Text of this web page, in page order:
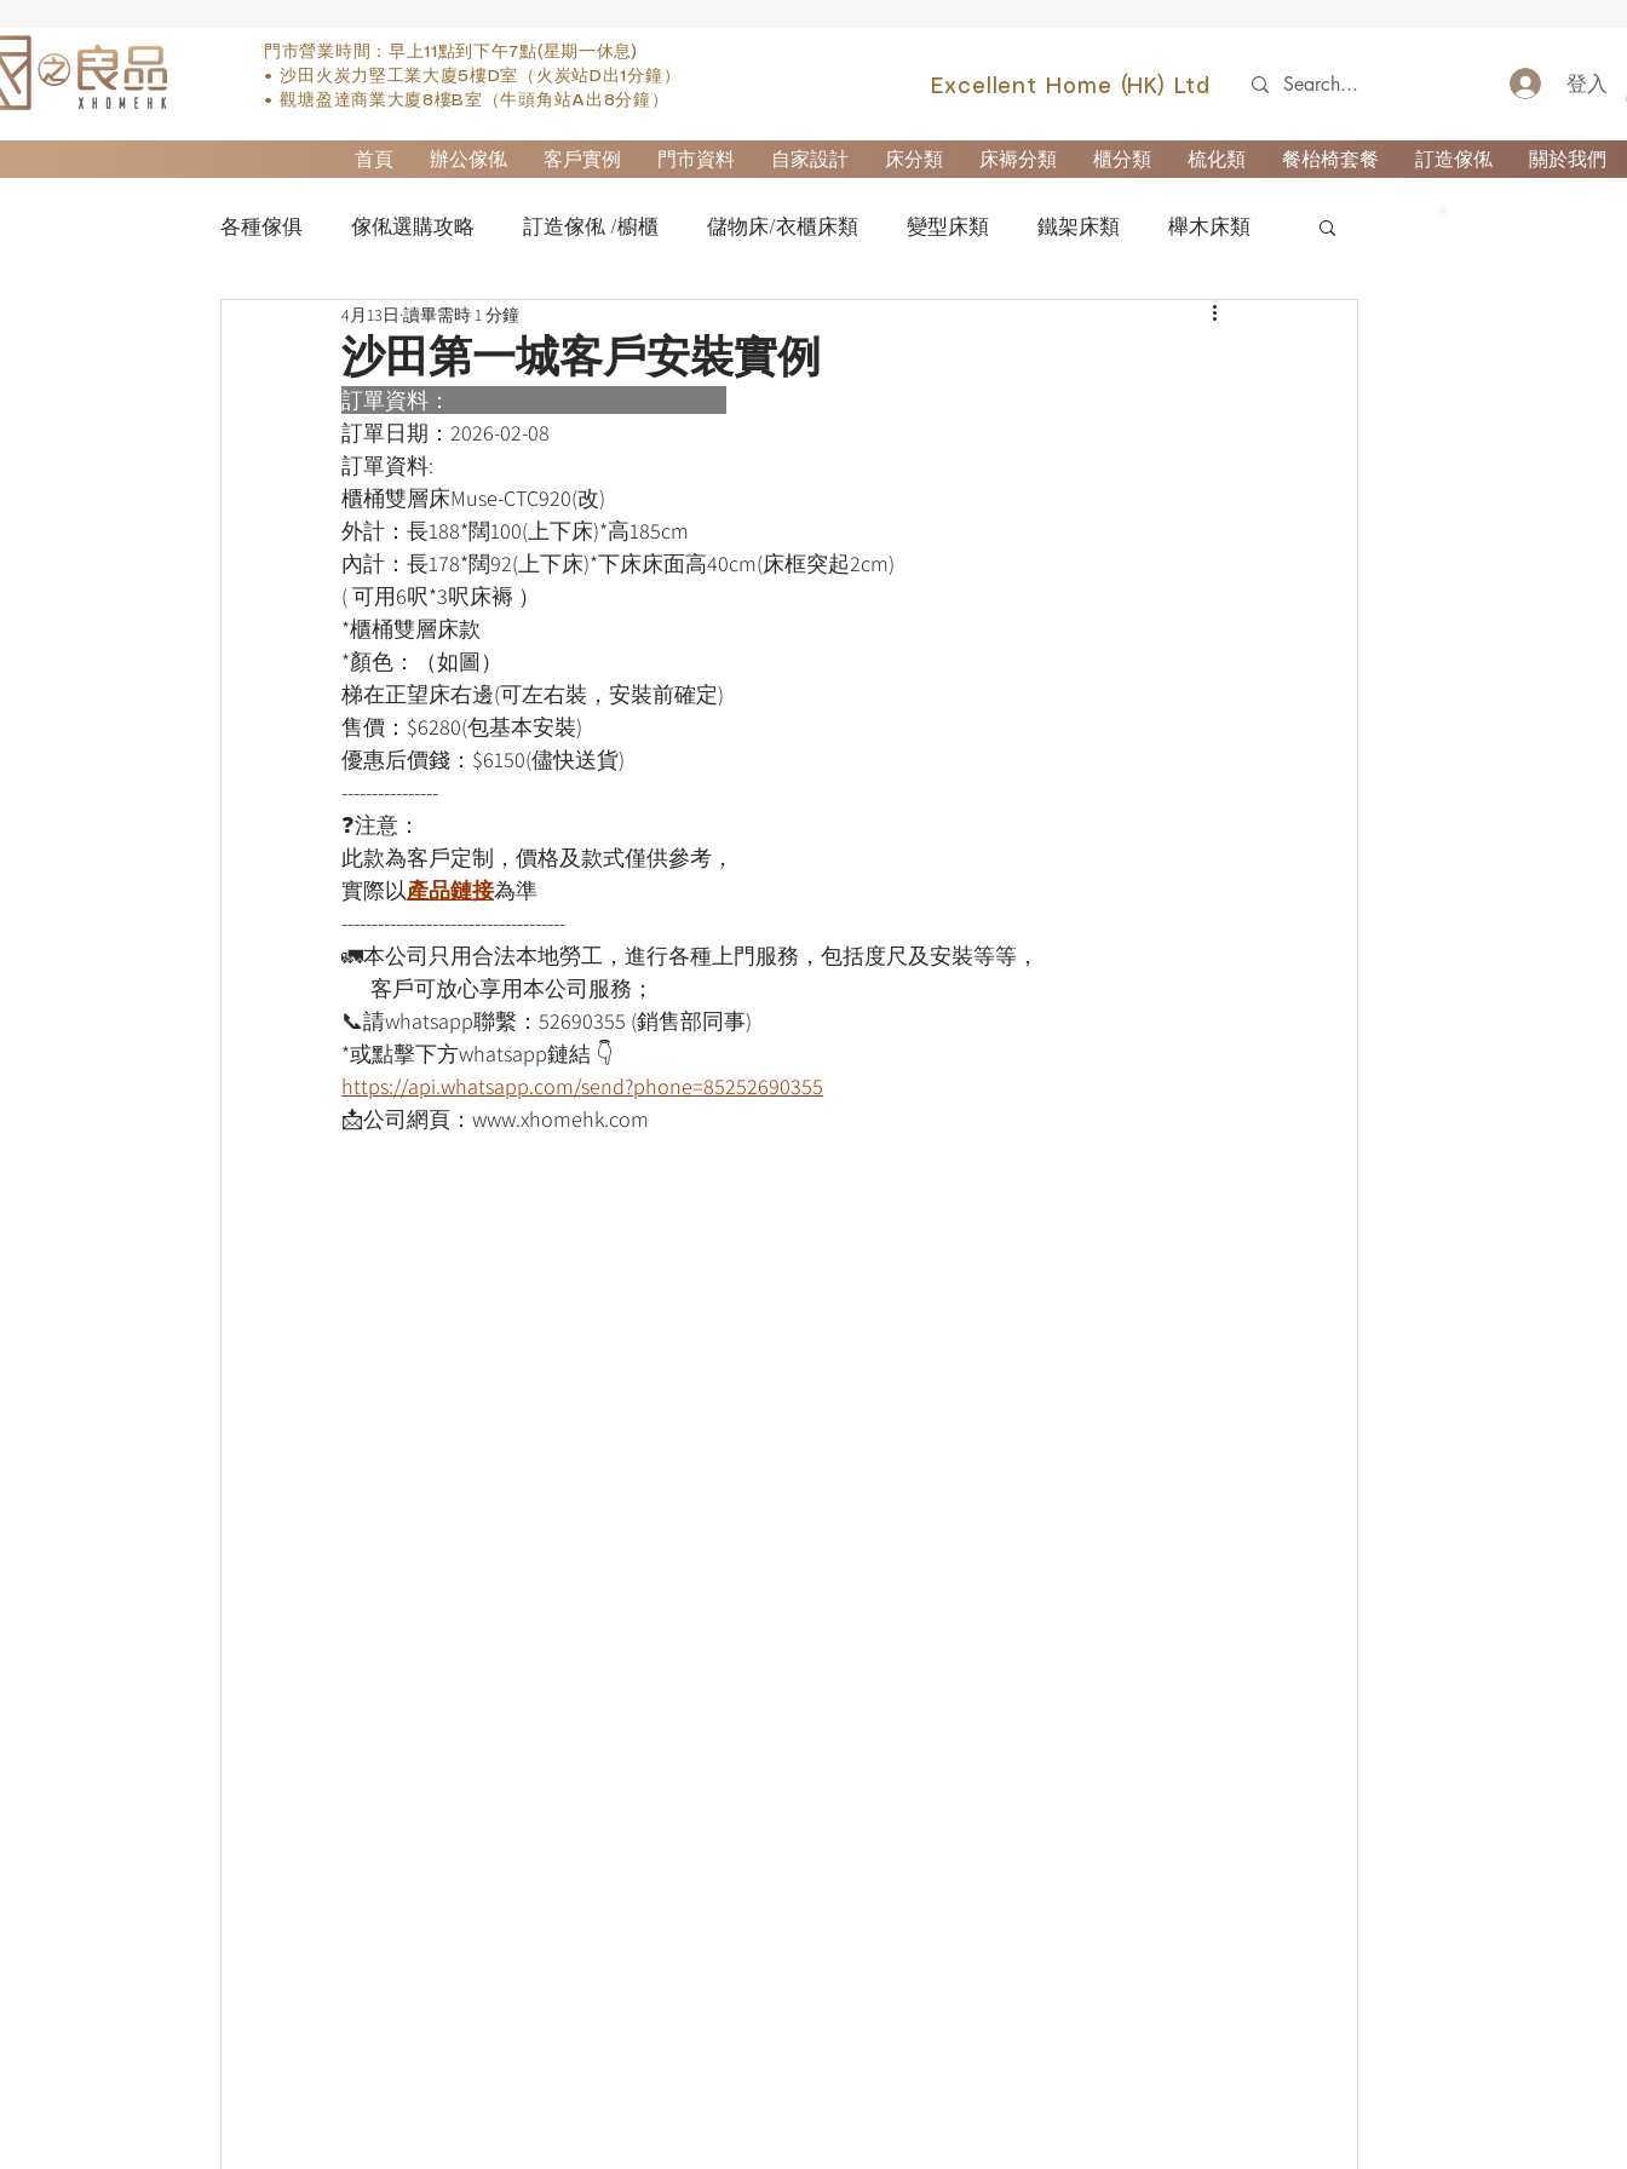
門市營業時間：早上11點到下午7點(星期一休息)
• 沙田火炭力堅工業大廈5樓D室（火炭站D出1分鐘）
• 觀塘盈達商業大廈8樓B室（牛頭角站A出8分鐘）
Excellent Home (HK) Ltd 登入
首頁 辦公傢俬 客戶實例 門市資料 自家設計 床分類 床褥分類 櫃分類 梳化類 餐枱椅套餐 訂造傢俬 關於我們
各種傢俱 傢俬選購攻略 訂造傢俬 /櫥櫃 儲物床/衣櫃床類 變型床類 鐵架床類 櫸木床類
實木床類 櫃-衣櫃 櫃-玄關櫃
床褥類 檯類 櫃-鋼製文件櫃
沙田第一城客戶安裝實例
4月13日 讀畢需時 1 分鐘
訂單資料：
訂單日期： 2026-02-08
訂單資料:
櫃桶雙層床Muse-CTC920(改)
外計：長188*闊100(上下床)*高185cm
內計：長178*闊92(上下床)*下床床面高40cm(床框突起2cm)
( 可用6呎*3呎床褥 ）
*櫃桶雙層床款
*顏色：（如圖）
梯在正望床右邊(可左右裝，安裝前確定)
售價：$6280(包基本安裝)
優惠后價錢：$6150(儘快送貨)
----------------
❓注意：
此款為客戶定制，價格及款式僅供參考，
實際以產品鏈接為準
-------------------------------------
🚛本公司只用合法本地勞工，進行各種上門服務，包括度尺及安裝等等，
客戶可放心享用本公司服務；
📞請whatsapp聯繫：52690355 (銷售部同事)
*或點擊下方whatsapp鏈結 👇
https://api.whatsapp.com/send?phone=85252690355
📩公司網頁：www.xhomehk.com